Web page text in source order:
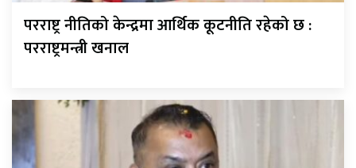
परराष्ट्र नीतिको केन्द्रमा आर्थिक कूटनीति रहेको छ :
परराष्ट्रमन्त्री खनाल